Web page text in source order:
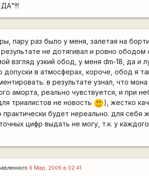
пару раз было у меня, залетая на
не дотягивал и ровно
взгляд узкий обод, у меня dm-18, да и
допуски в атмосферах, короче, обод я
в результате узнал, что
аморта, реально чувствуется, и при
триалистов не новость
:) ), жестко
будет нереально. для себя
цифр выдать не могу, т.к. у
6 Мар, 2006 в 02:41